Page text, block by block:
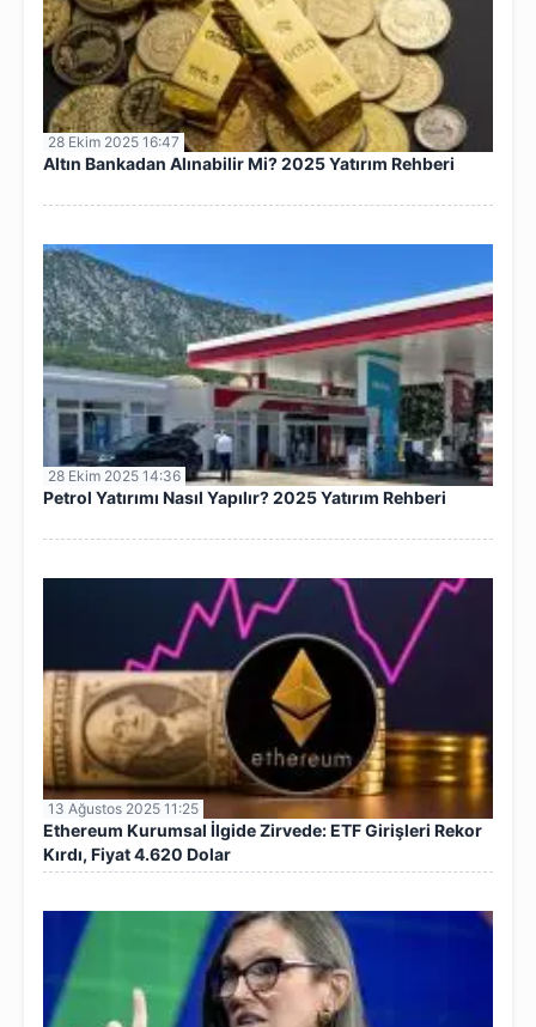
28 Ekim 2025 16:47
Altın Bankadan Alınabilir Mi? 2025 Yatırım Rehberi
28 Ekim 2025 14:36
Petrol Yatırımı Nasıl Yapılır? 2025 Yatırım Rehberi
13 Ağustos 2025 11:25
Ethereum Kurumsal İlgide Zirvede: ETF Girişleri Rekor
Kırdı, Fiyat 4.620 Dolar